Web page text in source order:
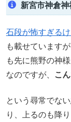
新宮市神倉
石段が怖すぎる
も載せています
も先に熊野の神
なのですが、
こ
という尋常でな
り、上るのも降